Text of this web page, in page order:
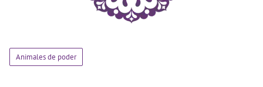
Animales de poder